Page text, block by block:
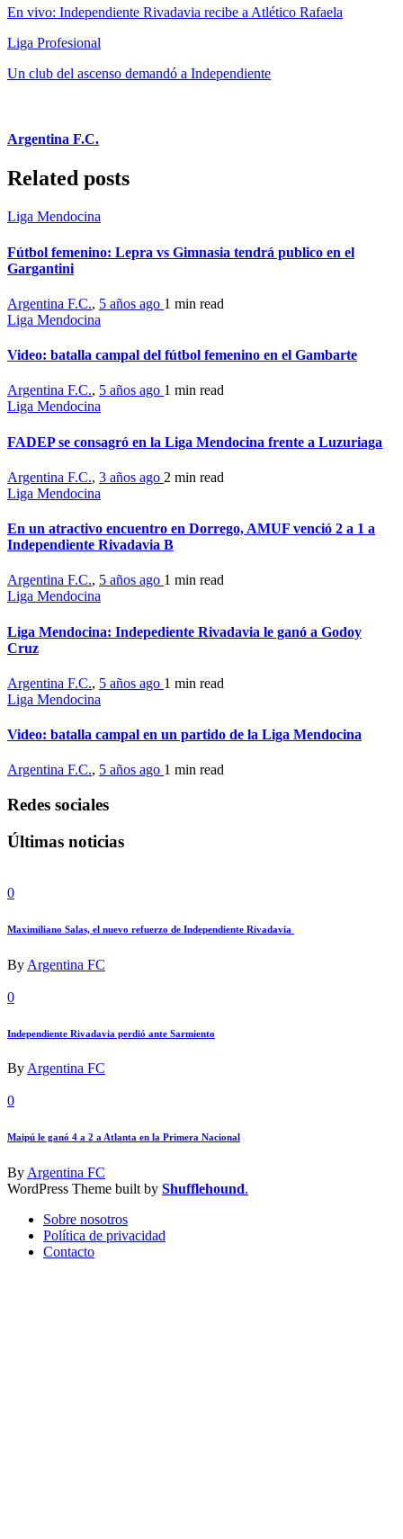
En vivo: Independiente Rivadavia recibe a Atlético Rafaela
Liga Profesional
Un club del ascenso demandó a Independiente
Argentina F.C.
Related posts
Liga Mendocina
Fútbol femenino: Lepra vs Gimnasia tendrá publico en el
Gargantini
Argentina F.C., 5 años ago 1 min read
Liga Mendocina
Video: batalla campal del fútbol femenino en el Gambarte
Argentina F.C., 5 años ago 1 min read
Liga Mendocina
FADEP se consagró en la Liga Mendocina frente a Luzuriaga
Argentina F.C., 3 años ago 2 min read
Liga Mendocina
En un atractivo encuentro en Dorrego, AMUF venció 2 a 1 a
Independiente Rivadavia B
Argentina F.C., 5 años ago 1 min read
Liga Mendocina
Liga Mendocina: Indepediente Rivadavia le ganó a Godoy
Cruz
Argentina F.C., 5 años ago 1 min read
Liga Mendocina
Video: batalla campal en un partido de la Liga Mendocina
Argentina F.C., 5 años ago 1 min read
Redes sociales
Últimas noticias
0
Maximiliano Salas, el nuevo refuerzo de Independiente Rivadavia
By Argentina FC
0
Independiente Rivadavia perdió ante Sarmiento
ByArgentina FC
0
Maipú le ganó 4 a 2 a Atlanta en la Primera Nacional
ByArgentina FC
WordPress Theme built by Shufflehound.
Sobre nosotros
Política de privacidad
Contacto